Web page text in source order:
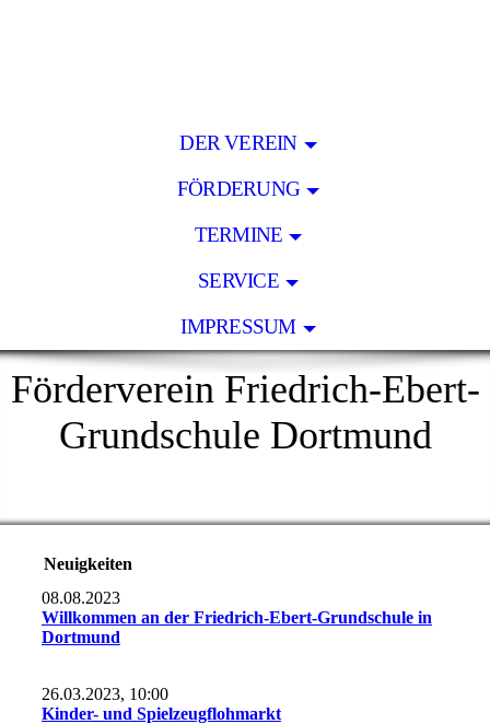
DER VEREIN
FÖRDERUNG
TERMINE
SERVICE
IMPRESSUM
Förderverein Friedrich-Ebert-
Grundschule Dortmund
Neuigkeiten
08.08.2023
Willkommen an der Friedrich-Ebert-Grundschule in
Dortmund
26.03.2023, 10:00
Kinder- und Spielzeugflohmarkt